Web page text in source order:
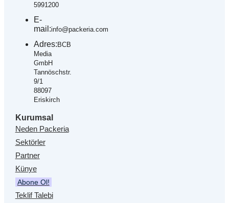
5991200
E-
mail:info@packeria.com
Adres: BCB
Media
GmbH
Tannöschstr.
9/1
88097
Eriskirch
Kurumsal
Neden Packeria
Sektörler
Partner
Künye
Abone Ol!
Teklif Talebi